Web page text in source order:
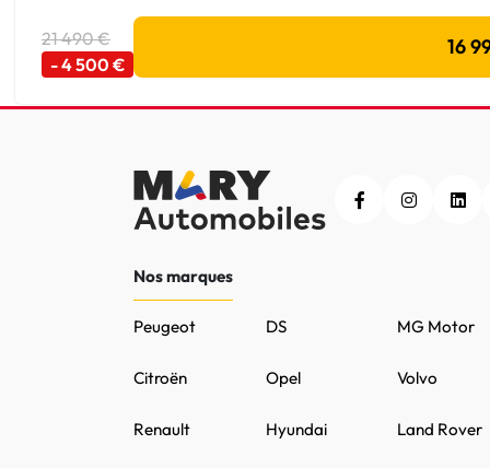
21 490 €
- 4 500 €
16
Nos marques
Peugeot DS MG Motor
Citroën Opel Volvo
Renault Hyundai Land Rover